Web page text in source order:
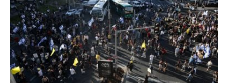
النقابات
العمالية
في
إسرائيل
تنضم
للإضراب
العام
مغلقة